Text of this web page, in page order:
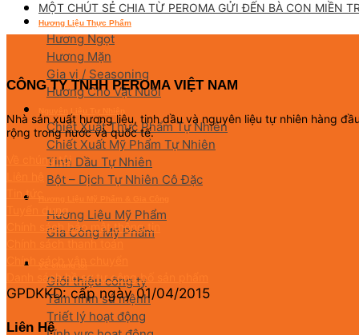
Hương Liệu Thực Phẩm
Hương Ngọt
Hương Mặn
Gia vị / Seasoning
Hương Cho Vật Nuôi
Chiết Xuất Thực Phẩm Tự Nhiên
Chiết Xuất Mỹ Phẩm Tự Nhiên
Tinh Dầu Tự Nhiên
Bột – Dịch Tự Nhiên Cô Đặc
Hương Liệu Mỹ Phẩm
Gia Công Mỹ Phẩm
Giới thiệu công ty
Tầm nhìn sứ mệnh
Triết lý hoạt động
MỘT CHÚT SẺ CHIA TỪ PEROMA GỬI ĐẾN BÀ CON MIỀN
CÔNG TY TNHH PEROMA VIỆT NAM
Nhà sản xuất hương liệu, tinh dầu và nguyên liệu tự nhiên hàng
rộng trong nước và quốc tế.
Về chúng tôi
Tin tức
Tuyển dụng
Chính sách bảo mật thông tin
Chính sách thanh toán
Chính sách vận chuyển
Danh sách hồ sơ tự công bố sản phẩm
GPDKKD: cấp ngày 01/04/2015
Liên Hệ